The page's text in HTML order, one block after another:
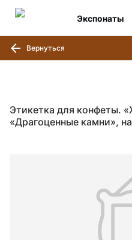
Экспонаты
Вернуться
Этикетка для конфеты.
«Драгоценные камни»,